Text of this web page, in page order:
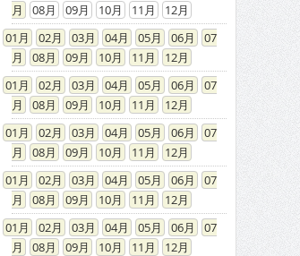
08
09 10 11
12
01 02 03 04 05 06
07
08
09 10 11
12
01 02 03 04 05 06
07
08
09 10 11
12
01 02 03 04 05 06
07
08
09 10 11
12
01 02 03 04 05 06
07
08
09 10 11
12
01 02 03 04 05 06
07
08
09 10 11
12